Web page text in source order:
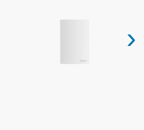
›